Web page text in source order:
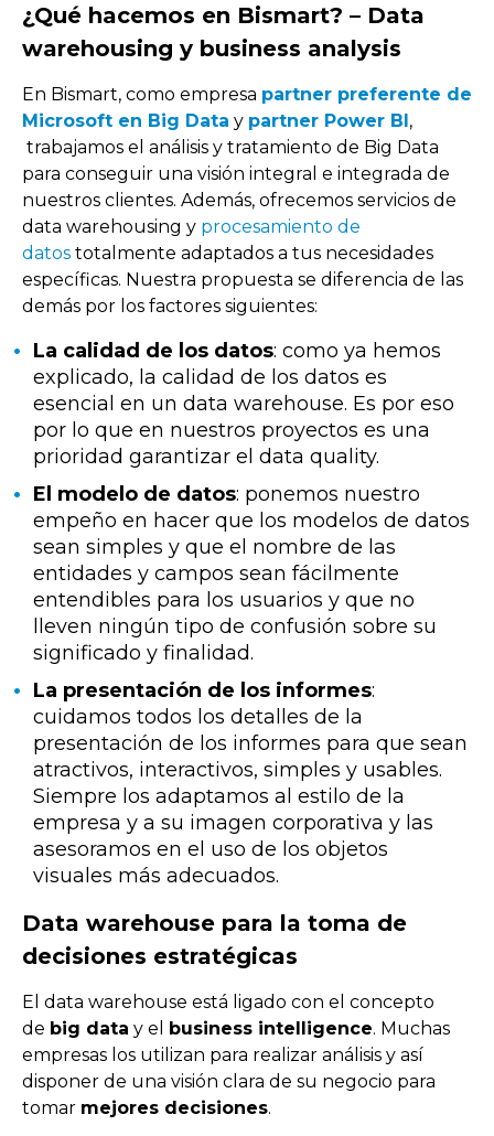
¿Qué hacemos en Bismart? – Data
warehousing y business analysis
En Bismart, como empresa partner preferente de
Microsoft en Big Data y partner Power BI,
trabajamos el análisis y tratamiento de Big Data
para conseguir una visión integral e integrada de
nuestros clientes. Además, ofrecemos servicios de
data warehousing y procesamiento de
datos totalmente adaptados a tus necesidades
específicas. Nuestra propuesta se diferencia de las
demás por los factores siguientes:
La calidad de los datos: como ya hemos
explicado, la calidad de los datos es
esencial en un data warehouse. Es por eso
por lo que en nuestros proyectos es una
prioridad garantizar el data quality.
El modelo de datos: ponemos nuestro
empeño en hacer que los modelos de datos
sean simples y que el nombre de las
entidades y campos sean fácilmente
entendibles para los usuarios y que no
lleven ningún tipo de confusión sobre su
significado y finalidad.
La presentación de los informes:
cuidamos todos los detalles de la
presentación de los informes para que sean
atractivos, interactivos, simples y usables.
Siempre los adaptamos al estilo de la
empresa y a su imagen corporativa y las
asesoramos en el uso de los objetos
visuales más adecuados.
Data warehouse para la toma de
decisiones estratégicas
El data warehouse está ligado con el concepto
de big data y el business intelligence. Muchas
empresas los utilizan para realizar análisis y así
disponer de una visión clara de su negocio para
tomar mejores decisiones.